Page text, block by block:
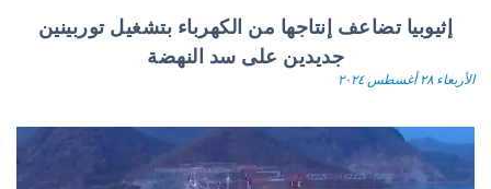
إثيوبيا تضاعف إنتاجها من الكهرباء بتشغيل توربينين
جديدين على سد النهضة
الأربعاء ٢٨ أغسطس ٢٠٢٤